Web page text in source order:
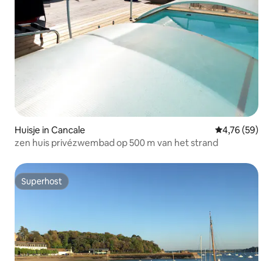
Huisje in Cancale Gemiddelde
4,76 (59)
zen huis privézwembad op 500 m van het strand
Superhost
Superhost